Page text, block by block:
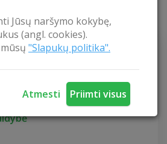
Jūsų naršymo kokybę,
(angl. cookies).
"Slapukų politika".
Atmesti Priimti visus